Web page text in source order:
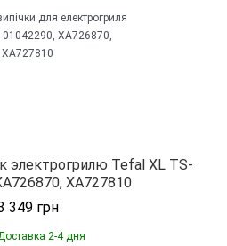
электрогрилю Tefal XL TS-
XA727810
349грн
2-4 дня